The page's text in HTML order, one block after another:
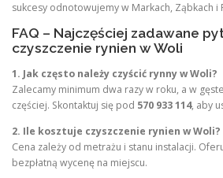
sukcesy odnotowujemy w Markach, Ząbkach i
FAQ – Najczęściej zadawane
czyszczenie rynien w Woli
1. Jak często należy czyścić rynny w Woli?
Zalecamy minimum dwa razy w roku, a w
częściej. Skontaktuj się pod 570 933 114, aby
2. Ile kosztuje czyszczenie rynien w Woli?
Cena zależy od metrażu i stanu instalacji.
bezpłatną wycenę na miejscu.